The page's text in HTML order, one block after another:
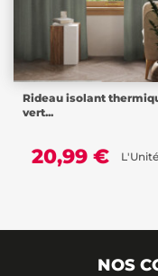
Rideau isolant
vert...
20,99 € L'Unité
NOS